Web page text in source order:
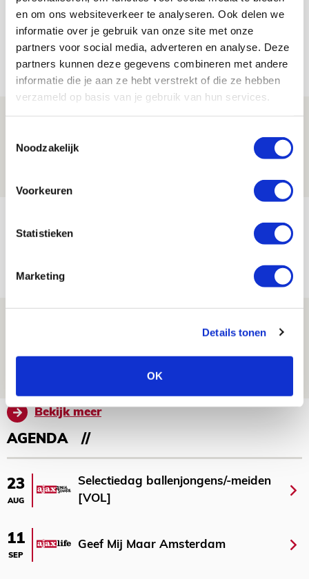
en om ons websiteverkeer te analyseren. Ook delen we
informatie over je gebruik van onze site met onze
partners voor social media, adverteren en analyse. Deze
partners kunnen deze gegevens combineren met andere
informatie die je aan ze hebt verstrekt of die ze hebben
verzameld op basis van je gebruik van hun services.
Noodzakelijk
Voorkeuren
Statistieken
Marketing
Details tonen
OK
Net binnen //
Drie dingen die je moet weten over PEC
Zwolle - Ajax
Míchels elf: met welke formatie begin
jij aan nieuw eredivisieseizoen?
NIEUWS
maakt Abdalla ‘geen reet’ uit
08 AUGUSTUS 2026 - 10:04
Bekijk meer
AGENDA
23
AUG
Selectiedag ballenjongens/-meiden
[VOL]
11
SEP
Geef Mij Maar Amsterdam